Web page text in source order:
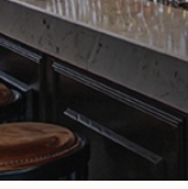
Smart
Fauteuils